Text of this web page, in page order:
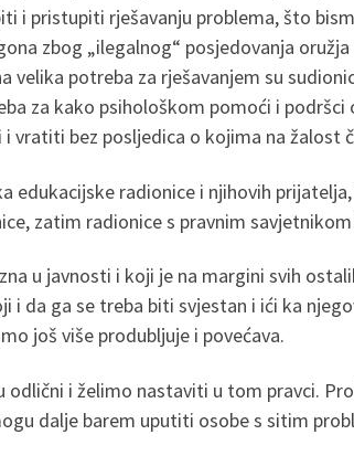
i pristupiti rješavanju problema, što
zbog „ilegalnog“ posjedovanja
velika potreba za rješavanjem su
za kako psihološkom pomoći i
vratiti bez posljedica o kojima na žalost
edukacijske radionice i njihovih
zatim radionice s pravnim
u javnosti i koji je na margini svih
da ga se treba biti svjestan i ići ka
još više produbljuje i povećava.
i želimo nastaviti u tom pravci.
dalje barem uputiti osobe s sitim